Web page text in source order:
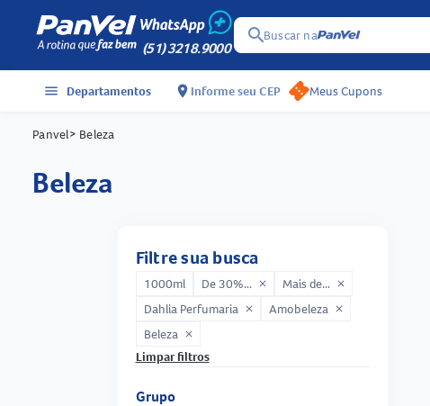
(51) 3218.9000
searchBuscar na
menu Departamentos location_on Informe seu CEP Meus Cupons
Panvel> Beleza
beleza
Filtre sua busca
1000ml De 30%... close Mais de... close
Dahlia Perfumaria close Amobeleza close
Beleza close
Limpar filtros
Grupo